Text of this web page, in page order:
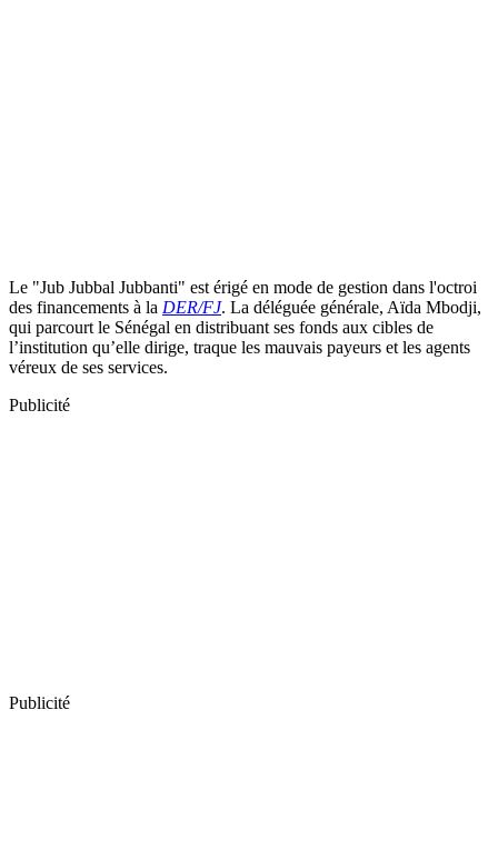
Le "Jub Jubbal Jubbanti" est érigé en mode de gestion dans l'octroi
des financements à la DER/FJ. La déléguée générale, Aïda Mbodji,
qui parcourt le Sénégal en distribuant ses fonds aux cibles de
l’institution qu’elle dirige, traque les mauvais payeurs et les agents
véreux de ses services.
Publicité
Publicité